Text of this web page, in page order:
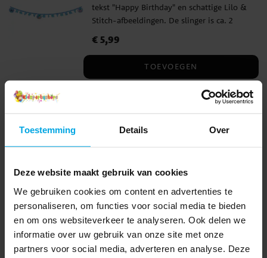
Toestemming Details Over
Deze website maakt gebruik van cookies
We gebruiken cookies om content en advertenties te
personaliseren, om functies voor social media te bieden
en om ons websiteverkeer te analyseren. Ook delen we
informatie over uw gebruik van onze site met onze
partners voor social media, adverteren en analyse. Deze
tekst "Happy Birthday" en schattige Lilo &
Stitch-afbeeldingen. De slinger is ca. 2
voor een kinderfeestje of verjaardag.
Prijs:€ 5,99
€ 5,99
TOEVOEGEN
Lilo & Stitch - Vlaggenlijn van
papier 230 cm
schattige afbeeldingen van Disney’s Lilo &
Stitch. Een vrolijke hangdecoratie voor een
hangen bij feestelijke gelegenheden. De
vlaggenlijn is ca. 2,3 meter lang en elke
wimpel is ca. 24,5 cm hoog. Gemaakt van
milieuvriendelijk FSC-gecertificeerd papier.
Prijs :€ 4,99
€ 4,99
TOEVOEGEN
Lilo & Stitch - Ballonnen 8 stuks
8 ballonnen in blauw en paars met
schattige afbeeldingen van Lilo & Stitch.